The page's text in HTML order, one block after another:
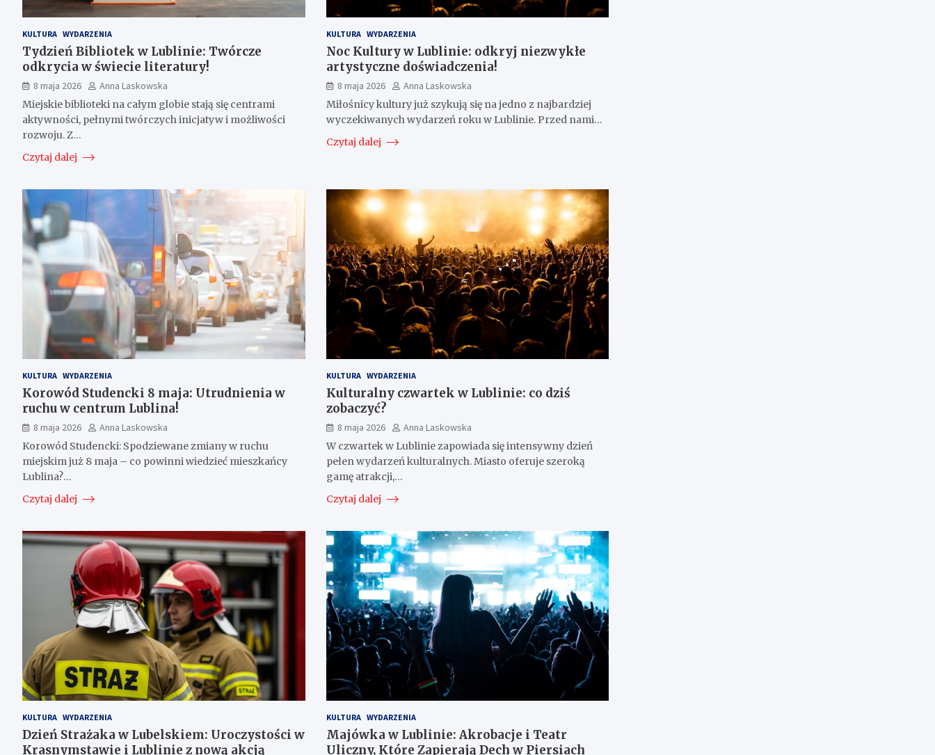
KULTURA WYDARZENIA
Tydzień Bibliotek w Lublinie: Twórcze
odkrycia w świecie literatury!
8 maja 2026
Anna Laskowska
Miejskie biblioteki na całym globie stają się centrami
aktywności, pełnymi twórczych inicjatyw i możliwości
rozwoju. Z…
Czytaj dalej
KULTURA WYDARZENIA
Noc Kultury w Lublinie: odkryj niezwykłe
artystyczne doświadczenia!
8 maja 2026
Anna Laskowska
Miłośnicy kultury już szykują się na jedno z najbardziej
wyczekiwanych wydarzeń roku w Lublinie. Przed nami…
Czytaj dalej
KULTURA WYDARZENIA
Korowód Studencki 8 maja: Utrudnienia w
ruchu w centrum Lublina!
8 maja 2026
Anna Laskowska
Korowód Studencki: Spodziewane zmiany w ruchu
miejskim już 8 maja – co powinni wiedzieć mieszkańcy
Lublina?…
Czytaj dalej
KULTURA WYDARZENIA
Kulturalny czwartek w Lublinie: co dziś
zobaczyć?
8 maja 2026
Anna Laskowska
W czwartek w Lublinie zapowiada się intensywny dzień
pełen wydarzeń kulturalnych. Miasto oferuje szeroką
gamę atrakcji,…
Czytaj dalej
KULTURA WYDARZENIA
Dzień Strażaka w Lubelskiem: Uroczystości w
Krasnymstawie i Lublinie z nową akcją
KULTURA WYDARZENIA
Majówka w Lublinie: Akrobacje i Teatr
Uliczny, Które Zapierają Dech w Piersiach